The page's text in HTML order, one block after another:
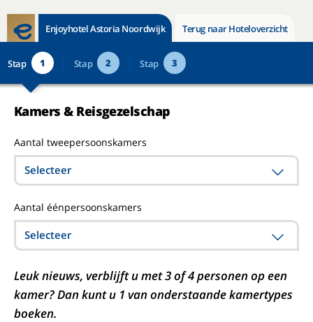
Enjoyhotel Astoria Noordwijk Terug naar Hoteloverzicht
Stap 1 Stap 2 Stap 3
Kamers & Reisgezelschap
Aantal tweepersoonskamers
Selecteer
Aantal éénpersoonskamers
Selecteer
Leuk nieuws, verblijft u met 3 of 4 personen op een
kamer? Dan kunt u 1 van onderstaande kamertypes
boeken.